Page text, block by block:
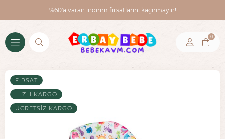
%60'a varan indirim fırsatlarını kaçırmayın!
0
FIRSAT
HIZLI KARGO
ÜCRETSIZ KARGO